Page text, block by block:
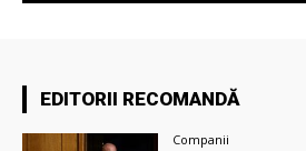
EDITORII RECOMANDĂ
Companii